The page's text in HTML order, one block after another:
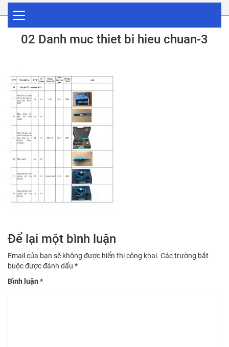
02 Danh muc thiet bi hieu chuan-3
Để lại một bình luận
Email của bạn sẽ không được hiển thị công khai. Các trường bắt
buộc được đánh dấu *
Bình luận *